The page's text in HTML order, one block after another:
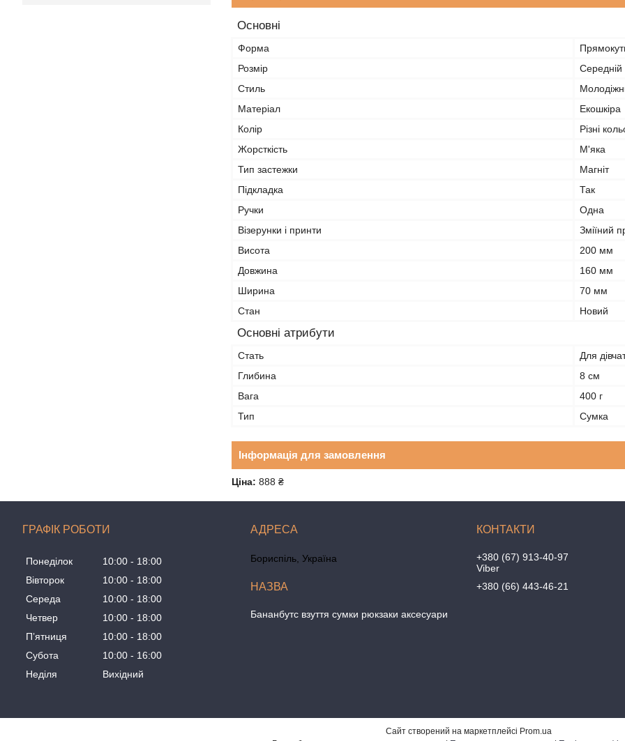
Основні
Форма
Розмір
Середній
Стиль
Матеріал
Екошкіра
Колір
Різні
Жорсткість
М'яка
Тип застежки
Магніт
Підкладка
Так
Ручки
Одна
Візерунки і принти
Зміїний
Висота
200 мм
Довжина
160 мм
Ширина
70 мм
Стан
Новий
Основні атрибути
Стать
Для
Глибина
8 см
Вага
400 г
Тип
Сумка
Інформація для замовлення
Ціна: 888 ₴
ГРАФІК РОБОТИ
Понеділок 10:00
18:00
Вівторок
10:00
18:00
Середа
10:00
18:00
Четвер
10:00
18:00
Пʼятниця
10:00
18:00
Субота
10:00
16:00
Неділя
Вихідний
Бориспіль, Україна
Бананбутс взуття сумки рюкзаки аксесуари
+380 (67) 913-40-97
Viber
+380 (66) 443-46-21
Сайт створений на маркетплейсі Prom.ua